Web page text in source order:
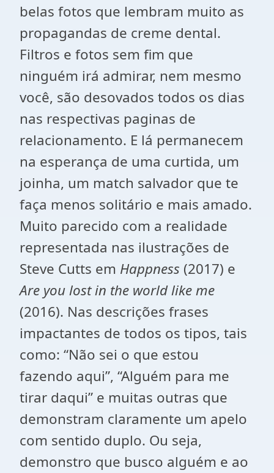
belas fotos que lembram muito as
propagandas de creme dental.
Filtros e fotos sem fim que
ninguém irá admirar, nem mesmo
você, são desovados todos os dias
nas respectivas paginas de
relacionamento. E lá permanecem
na esperança de uma curtida, um
joinha, um match salvador que te
faça menos solitário e mais amado.
Muito parecido com a realidade
representada nas ilustrações de
Steve Cutts em Happness (2017) e
Are you lost in the world like me
(2016). Nas descrições frases
impactantes de todos os tipos, tais
como: “Não sei o que estou
fazendo aqui”, “Alguém para me
tirar daqui” e muitas outras que
demonstram claramente um apelo
com sentido duplo. Ou seja,
demonstro que busco alguém e ao